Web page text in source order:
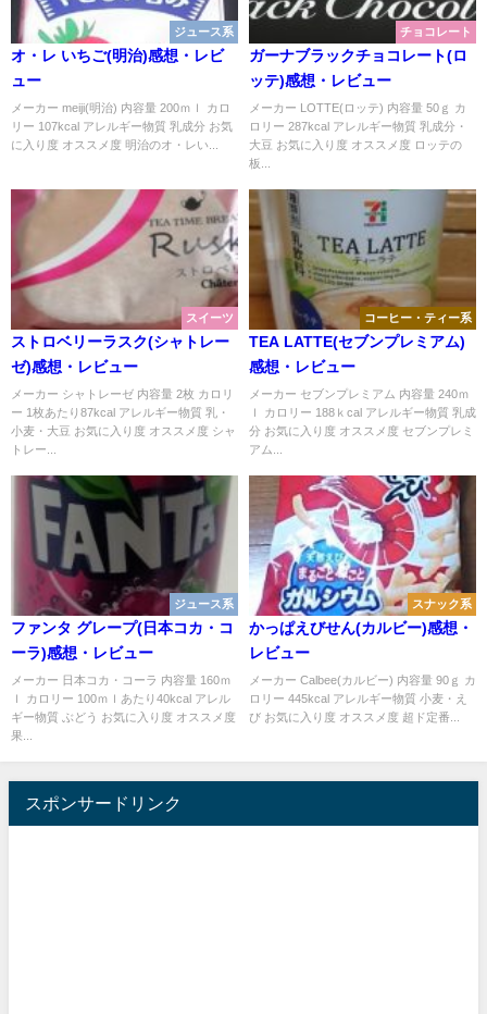
ジュース系
オ・レ いちご(明治)感想・レビ
ュー
メーカー meiji(明治) 内容量 200ｍｌ カロ
リー 107kcal アレルギー物質 乳成分 お気
に入り度 オススメ度 明治のオ・レい...
チョコレート
ガーナブラックチョコレート(ロ
ッテ)感想・レビュー
メーカー LOTTE(ロッテ) 内容量 50ｇ カ
ロリー 287kcal アレルギー物質 乳成分・
大豆 お気に入り度 オススメ度 ロッテの
板...
スイーツ
ストロベリーラスク(シャトレー
ゼ)感想・レビュー
メーカー シャトレーゼ 内容量 2枚 カロリ
ー 1枚あたり87kcal アレルギー物質 乳・
小麦・大豆 お気に入り度 オススメ度 シャ
トレー...
コーヒー・ティー系
TEA LATTE(セブンプレミアム)
感想・レビュー
メーカー セブンプレミアム 内容量 240ｍ
ｌ カロリー 188ｋcal アレルギー物質 乳成
分 お気に入り度 オススメ度 セブンプレミ
アム...
ジュース系
ファンタ グレープ(日本コカ・コ
ーラ)感想・レビュー
メーカー 日本コカ・コーラ 内容量 160ｍ
ｌ カロリー 100ｍｌあたり40kcal アレル
ギー物質 ぶどう お気に入り度 オススメ度
果...
スナック系
かっぱえびせん(カルビー)感想・
レビュー
メーカー Calbee(カルビー) 内容量 90ｇ カ
ロリー 445kcal アレルギー物質 小麦・え
び お気に入り度 オススメ度 超ド定番...
スポンサードリンク